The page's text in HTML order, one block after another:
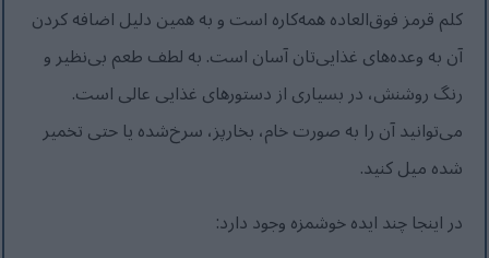
کلم قرمز فوق‌العاده همه‌کاره است و به همین دلیل اضافه کردن
آن به وعده‌های غذایی‌تان آسان است. به لطف طعم بی‌نظیر و
رنگ روشنش، در بسیاری از دستورهای غذایی عالی است.
می‌توانید آن را به صورت خام، بخارپز، سرخ‌شده یا حتی تخمیر
شده میل کنید.
در اینجا چند ایده خوشمزه وجود دارد: